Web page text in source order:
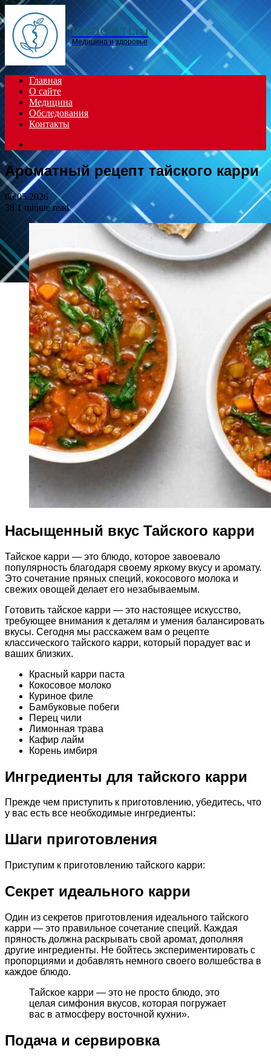
Menu
KRDCNTI.ru
Медицина и здоровье
Главная
О сайте
Медицина
Обследования
Контакты
for
Ароматный рецепт тайского карри
06.05.2026
38 1 minute read
Насыщенный вкус Тайского карри
Тайское карри — это блюдо, которое завоевало
популярность благодаря своему яркому вкусу и аромату.
Это сочетание пряных специй, кокосового молока и
свежих овощей делает его незабываемым.
Готовить тайское карри — это настоящее искусство,
требующее внимания к деталям и умения балансировать
вкусы. Сегодня мы расскажем вам о рецепте
классического тайского карри, который порадует вас и
ваших близких.
Красный карри паста
Кокосовое молоко
Куриное филе
Бамбуковые побеги
Перец чили
Лимонная трава
Кафир лайм
Корень имбиря
Ингредиенты для тайского карри
Прежде чем приступить к приготовлению, убедитесь, что
у вас есть все необходимые ингредиенты:
Шаги приготовления
Приступим к приготовлению тайского карри:
Секрет идеального карри
Один из секретов приготовления идеального тайского
карри — это правильное сочетание специй. Каждая
пряность должна раскрывать свой аромат, дополняя
другие ингредиенты. Не бойтесь экспериментировать с
пропорциями и добавлять немного своего волшебства в
каждое блюдо.
Тайское карри — это не просто блюдо, это
целая симфония вкусов, которая погружает
вас в атмосферу восточной кухни».
Подача и сервировка